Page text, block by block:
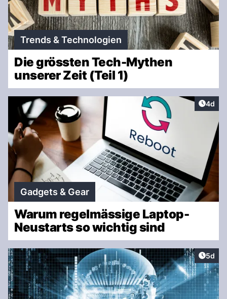
Trends & Technologien
Die grössten Tech-Mythen
unserer Zeit (Teil 1)
4d
Gadgets & Gear
Warum regelmässige Laptop-
Neustarts so wichtig sind
5d